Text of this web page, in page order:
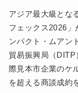
アジア最大級とな
フェックス2026」
ンパクト・ムアン
貿易振興局（DITP
際見本市企業のケ
を超える商談成約